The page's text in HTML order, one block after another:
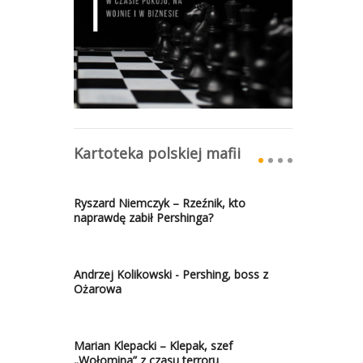
Kartoteka polskiej mafii
Ryszard Niemczyk – Rzeźnik, kto
naprawdę zabił Pershinga?
Andrzej Kolikowski - Pershing, boss z
Ożarowa
Marian Klepacki – Klepak, szef